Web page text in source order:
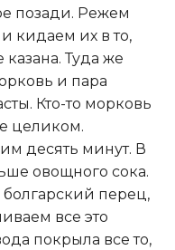
позади. Режем
кидаем их в то,
казана. Туда же
и пара
Кто-то морковь
целиком.
десять минут. В
овощного сока.
перец,
все это
покрыла все то,